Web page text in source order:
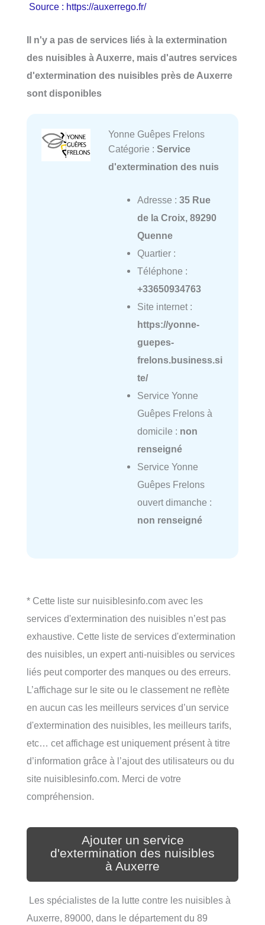
Source : https://auxerrego.fr/
Il n'y a pas de services liés à la extermination
des nuisibles à Auxerre, mais d'autres services
d'extermination des nuisibles près de Auxerre
sont disponibles
Yonne Guêpes Frelons
Catégorie : Service
d'extermination des nuis
Adresse : 35 Rue
de la Croix, 89290
Quenne
Quartier :
Téléphone :
+33650934763
Site internet :
https://yonne-
guepes-
frelons.business.si
te/
Service Yonne
Guêpes Frelons à
domicile : non
renseigné
Service Yonne
Guêpes Frelons
ouvert dimanche :
non renseigné
* Cette liste sur nuisiblesinfo.com avec les
services d'extermination des nuisibles n’est pas
exhaustive. Cette liste de services d'extermination
des nuisibles, un expert anti-nuisibles ou services
liés peut comporter des manques ou des erreurs.
L’affichage sur le site ou le classement ne reflète
en aucun cas les meilleurs services d’un service
d'extermination des nuisibles, les meilleurs tarifs,
etc… cet affichage est uniquement présent à titre
d’information grâce à l’ajout des utilisateurs ou du
site nuisiblesinfo.com. Merci de votre
compréhension.
Ajouter un service
d'extermination des nuisibles
à Auxerre
Les spécialistes de la lutte contre les nuisibles à
Auxerre, 89000, dans le département du 89